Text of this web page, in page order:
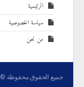
الرئيسية
سياسة الخصوصية
من نحن
جميع الحقوق محفوظة © 2022